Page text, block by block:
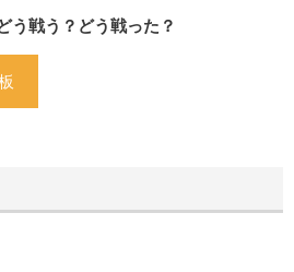
う戦う？どう戦った？